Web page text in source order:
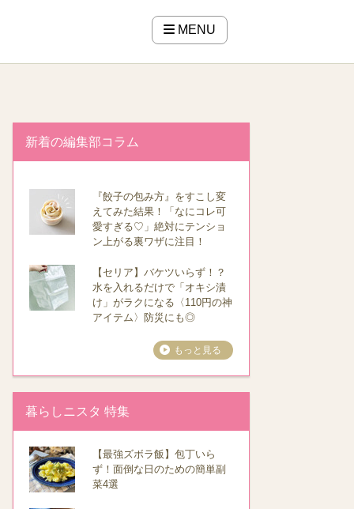
MENU
新着の編集部コラム
『餃子の包み方』をすこし変
えてみた結果！「なにコレ可
愛すぎる♡」絶対にテンショ
ン上がる裏ワザに注目！
【セリア】バケツいらず！？
水を入れるだけで「オキシ漬
け」がラクになる〈110円の神
アイテム〉防災にも◎
もっと見る
暮らしニスタ 特集
【最強ズボラ飯】包丁いら
ず！面倒な日のための簡単副
菜4選